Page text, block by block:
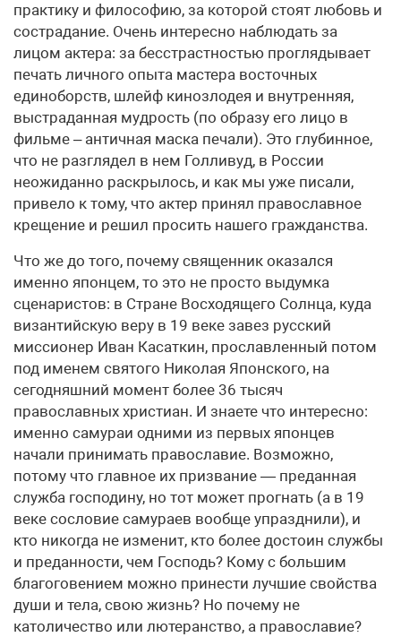
практику и философию, за которой стоят любовь и
сострадание. Очень интересно наблюдать за
лицом актера: за бесстрастностью проглядывает
печать личного опыта мастера восточных
единоборств, шлейф кинозлодея и внутренняя,
выстраданная мудрость (по образу его лицо в
фильме – античная маска печали). Это глубинное,
что не разглядел в нем Голливуд, в России
неожиданно раскрылось, и как мы уже писали,
привело к тому, что актер принял православное
крещение и решил просить нашего гражданства.
Что же до того, почему священник оказался
именно японцем, то это не просто выдумка
сценаристов: в Стране Восходящего Солнца, куда
византийскую веру в 19 веке завез русский
миссионер Иван Касаткин, прославленный потом
под именем святого Николая Японского, на
сегодняшний момент более 36 тысяч
православных христиан. И знаете что интересно:
именно самураи одними из первых японцев
начали принимать православие. Возможно,
потому что главное их призвание — преданная
служба господину, но тот может прогнать (а в 19
веке сословие самураев вообще упразднили), и
кто никогда не изменит, кто более достоин службы
и преданности, чем Господь? Кому с большим
благоговением можно принести лучшие свойства
души и тела, свою жизнь? Но почему не
католичество или лютеранство, а православие?